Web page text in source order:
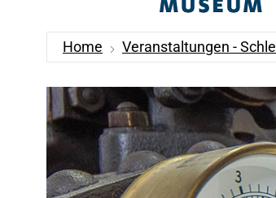
Home Veranstaltungen -